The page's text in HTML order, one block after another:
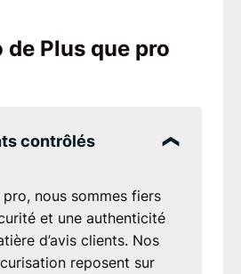
de Plus que pro
contrôlés
pro, nous sommes fiers
et une authenticité
d’avis clients. Nos
reposent sur